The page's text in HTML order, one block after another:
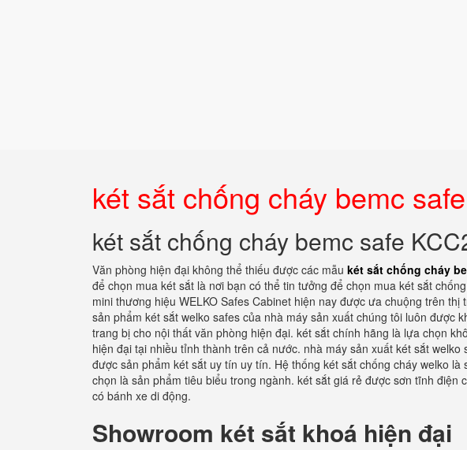
két sắt chống cháy bemc
két sắt chống cháy bemc safe
Văn phòng hiện đại không thể thiếu được các mẫu két sắt chống cháy
để chọn mua két sắt là nơi bạn có thể tin tưởng để chọn mua két sắt
mini thương hiệu WELKO Safes Cabinet hiện nay được ưa chuộng trên
sản phẩm két sắt welko safes của nhà máy sản xuất chúng tôi luôn được
trang bị cho nội thất văn phòng hiện đại. két sắt chính hãng là lựa chọn
hiện đại tại nhiều tỉnh thành trên cả nước. nhà máy sản xuất két sắt
được sản phẩm két sắt uy tín uy tín. Hệ thống két sắt chống cháy welko
chọn là sản phẩm tiêu biểu trong ngành. két sắt giá rẻ được sơn tĩnh điện
có bánh xe di động.
Showroom két sắt khoá hiện đại